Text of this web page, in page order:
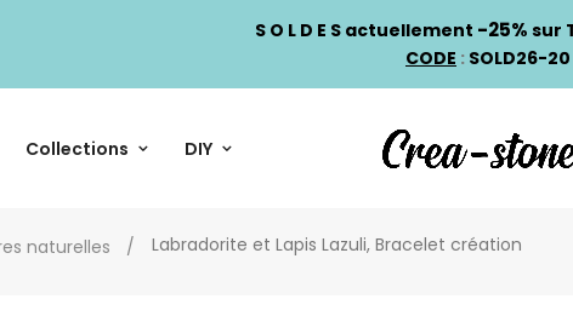
S O L D E S actuellement -25% sur
CODE : SOLD26-20
Collections DIY
naturelles Labradorite et Lapis Lazuli, Bracelet création